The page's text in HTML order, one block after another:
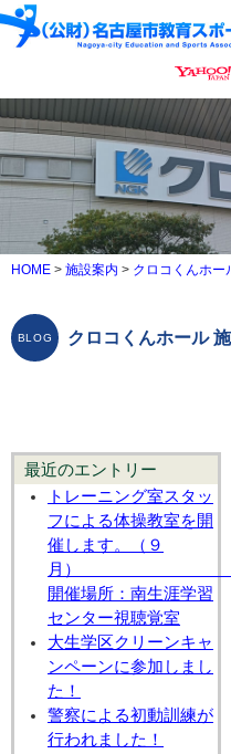
HOME > 施設案内 > クロコくんホー
クロコくんホール
最近のエントリー
トレーニング室スタッ
フによる体操教室を開
催します。（９
開催場所：南生涯学習
センター視聴覚室
大生学区クリーンキャ
ンペーンに参加しまし
た！
警察による初動訓練が
行われました！